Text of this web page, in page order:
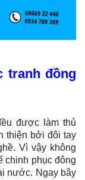
tranh đồng
được làm thủ
thiện bởi đôi tay
Vì vậy không
chinh phục đông
nước. Ngay bây